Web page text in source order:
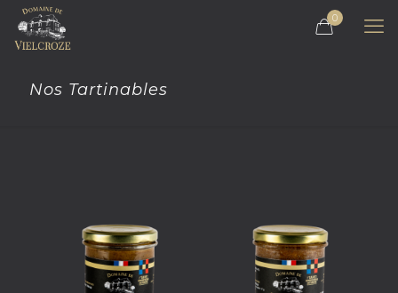
0
Nos Tartinables